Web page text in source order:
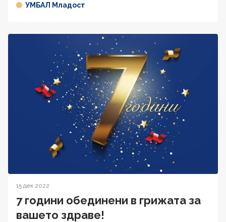
УМБАЛ Младост
15 дек 2022
7 години обединени в грижата за
вашето здраве!